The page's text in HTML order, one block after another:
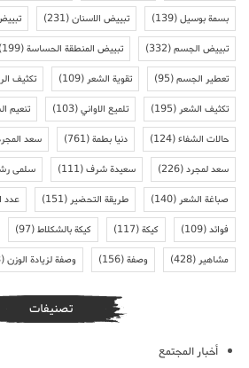
بسمة بوسيل(139) تبييض الاسنان(231)
تبييض الجسم(332) تبييض المنطقة الحساسة(199)
تعطير الجسم(95) تقوية الشعر(109) تكثيف
تكثيف الشعر(195) تلميع الاواني(103) تنعيم
حالات الشفاء(124) دنيا بطمة(761) سعد
سعد لمجرد(226) سعيدة شرف(111) سلمى
صباغة الشعر(140) طريقة التحضير(151) عدد
فوائد(109) كيكة(117) كيكة بالشكلاط(97)
مشاهير(428) وصفة(156) وصفة لزيادة الوزن(138)
تصنيفات
أخبار المجتمع